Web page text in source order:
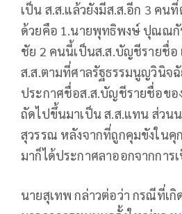
เป็น ส.ส.แล้วยังมีส.ส.อีก 3 คน
ด้วยคือ 1.นายพุทธิพงษ์ ปุณณกั
ชัย 2 คนนี้เป็นส.ส.บัญชีรายชื่อ
ส.ส.ตามที่ศาลรัฐธรรมนูญวินิจ
ประกาศชื่อส.ส.บัญชีรายชื่อขอ
ถัดไปขึ้นมาเป็น ส.ส.แทน ส่ว
สุวรรณ หลังจากที่ถูกคุมขังในคุ
มาก็ได้ประกาศลาออกจากการ
นายสุเทพ กล่าวต่อว่า กรณีที่เ